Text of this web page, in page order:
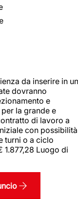
da inserire in un
dovranno
e
la grande e
di lavoro a
con possibilità
turni o a ciclo
1.877,28 Luogo di